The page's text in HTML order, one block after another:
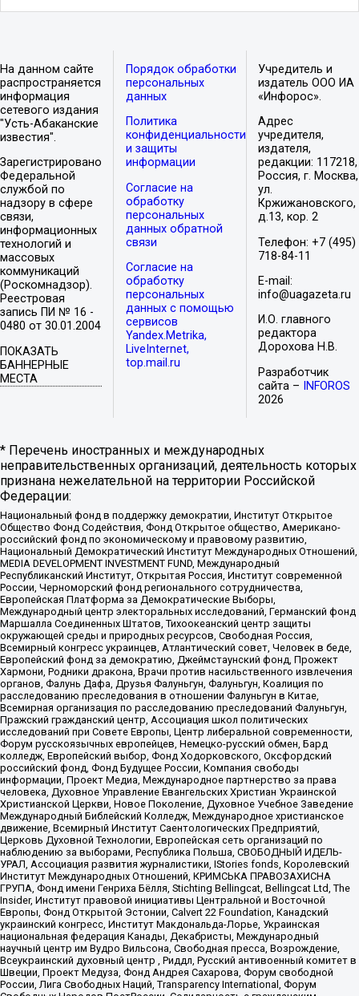
На данном сайте
распространяется
информация
сетевого издания
"Усть-Абаканские
известия".
Зарегистрировано
Федеральной
службой по
надзору в сфере
связи,
информационных
технологий и
массовых
коммуникаций
(Роскомнадзор).
Реестровая
запись ПИ № 16 -
0480 от 30.01.2004
ПОКАЗАТЬ
БАННЕРНЫЕ
МЕСТА
Порядок обработки
персональных
данных
Политика
конфиденциальности
и защиты
информации
Согласие на
обработку
персональных
данных обратной
связи
Согласие на
обработку
персональных
данных с помощью
сервисов
Yandex.Metrika,
LiveInternet,
top.mail.ru
Учредитель и
издатель ООО ИА
«Инфорос».
Адрес
учредителя,
издателя,
редакции: 117218,
Россия, г. Москва,
ул.
Кржижановского,
д.13, кор. 2
Телефон: +7 (495)
718-84-11
E-mail:
info@uagazeta.ru
И.О. главного
редактора
Дорохова Н.В.
Разработчик
сайта –
INFOROS
2026
* Перечень иностранных и международных
неправительственных организаций, деятельность которых
признана нежелательной на территории Российской
Федерации:
Национальный фонд в поддержку демократии, Институт Открытое
Общество Фонд Содействия, Фонд Открытое общество, Американо-
российский фонд по экономическому и правовому развитию,
Национальный Демократический Институт Международных Отношений,
MEDIA DEVELOPMENT INVESTMENT FUND, Международный
Республиканский Институт, Открытая Россия, Институт современной
России, Черноморский фонд регионального сотрудничества,
Европейская Платформа за Демократические Выборы,
Международный центр электоральных исследований, Германский фонд
Маршалла Соединенных Штатов, Тихоокеанский центр защиты
окружающей среды и природных ресурсов, Свободная Россия,
Всемирный конгресс украинцев, Атлантический совет, Человек в беде,
Европейский фонд за демократию, Джеймстаунский фонд, Прожект
Хармони, Родники дракона, Врачи против насильственного извлечения
органов, Фалунь Дафа, Друзья Фалуньгун, Фалуньгун, Коалиция по
расследованию преследования в отношении Фалуньгун в Китае,
Всемирная организация по расследованию преследований Фалуньгун,
Пражский гражданский центр, Ассоциация школ политических
исследований при Совете Европы, Центр либеральной современности,
Форум русскоязычных европейцев, Немецко-русский обмен, Бард
колледж, Европейский выбор, Фонд Ходорковского, Оксфордский
российский фонд, Фонд Будущее России, Компания свободы
информации, Проект Медиа, Международное партнерство за права
человека, Духовное Управление Евангельских Христиан Украинской
Христианской Церкви, Новое Поколение, Духовное Учебное Заведение
Международный Библейский Колледж, Международное христианское
движение, Всемирный Институт Саентологических Предприятий,
Церковь Духовной Технологии, Европейская сеть организаций по
наблюдению за выборами, Республика Польша, СВОБОДНЫЙ ИДЕЛЬ-
УРАЛ, Ассоциация развития журналистики, IStories fonds, Королевский
Институт Международных Отношений, КРИМСЬКА ПРАВОЗАХИСНА
ГРУПА, Фонд имени Генриха Бёлля, Stichting Bellingcat, Bellingcat Ltd, The
Insider, Институт правовой инициативы Центральной и Восточной
Европы, Фонд Открытой Эстонии, Calvert 22 Foundation, Канадский
украинский конгресс, Институт Макдональда-Лорье, Украинская
национальная федерация Канады, Декабристы, Международный
научный центр им Вудро Вильсона, Свободная пресса, Возрождение,
Всеукраинский духовный центр , Риддл, Русский антивоенный комитет в
Швеции, Проект Медуза, Фонд Андрея Сахарова, Форум свободной
России, Лига Свободных Наций, Transparеncy International, Форум